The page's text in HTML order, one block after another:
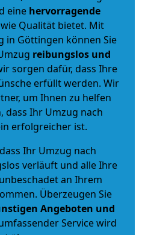
eine hervorragende
Qualität bietet. Mit
in Göttingen können Sie
reibungslos und
sorgen dafür, dass Ihre
erfüllt werden. Wir
um Ihnen zu helfen
dass Ihr Umzug nach
erfolgreicher ist.
Ihr Umzug nach
verläuft und alle Ihre
an Ihrem
Überzeugen Sie
Angeboten und
Service wird